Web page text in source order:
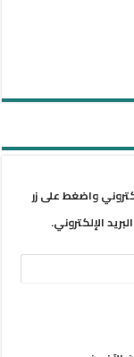
واضغط على زر
الإلكتروني.